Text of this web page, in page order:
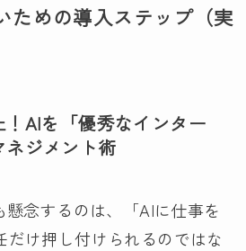
ための導入ステップ（実
！AIを「優秀なインター
ネジメント術
念するのは、「AIに仕事を
だけ押し付けられるのではな